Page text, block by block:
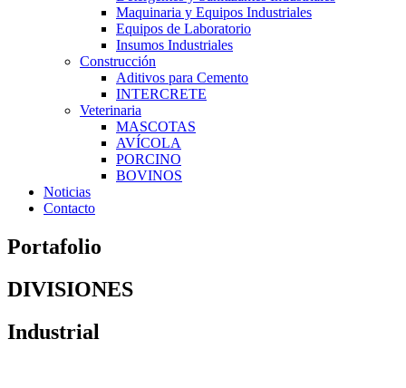
Maquinaria y Equipos Industriales
Equipos de Laboratorio
Insumos Industriales
Construcción
Aditivos para Cemento
INTERCRETE
Veterinaria
MASCOTAS
AVÍCOLA
PORCINO
BOVINOS
Noticias
Contacto
Portafolio
DIVISIONES
Industrial